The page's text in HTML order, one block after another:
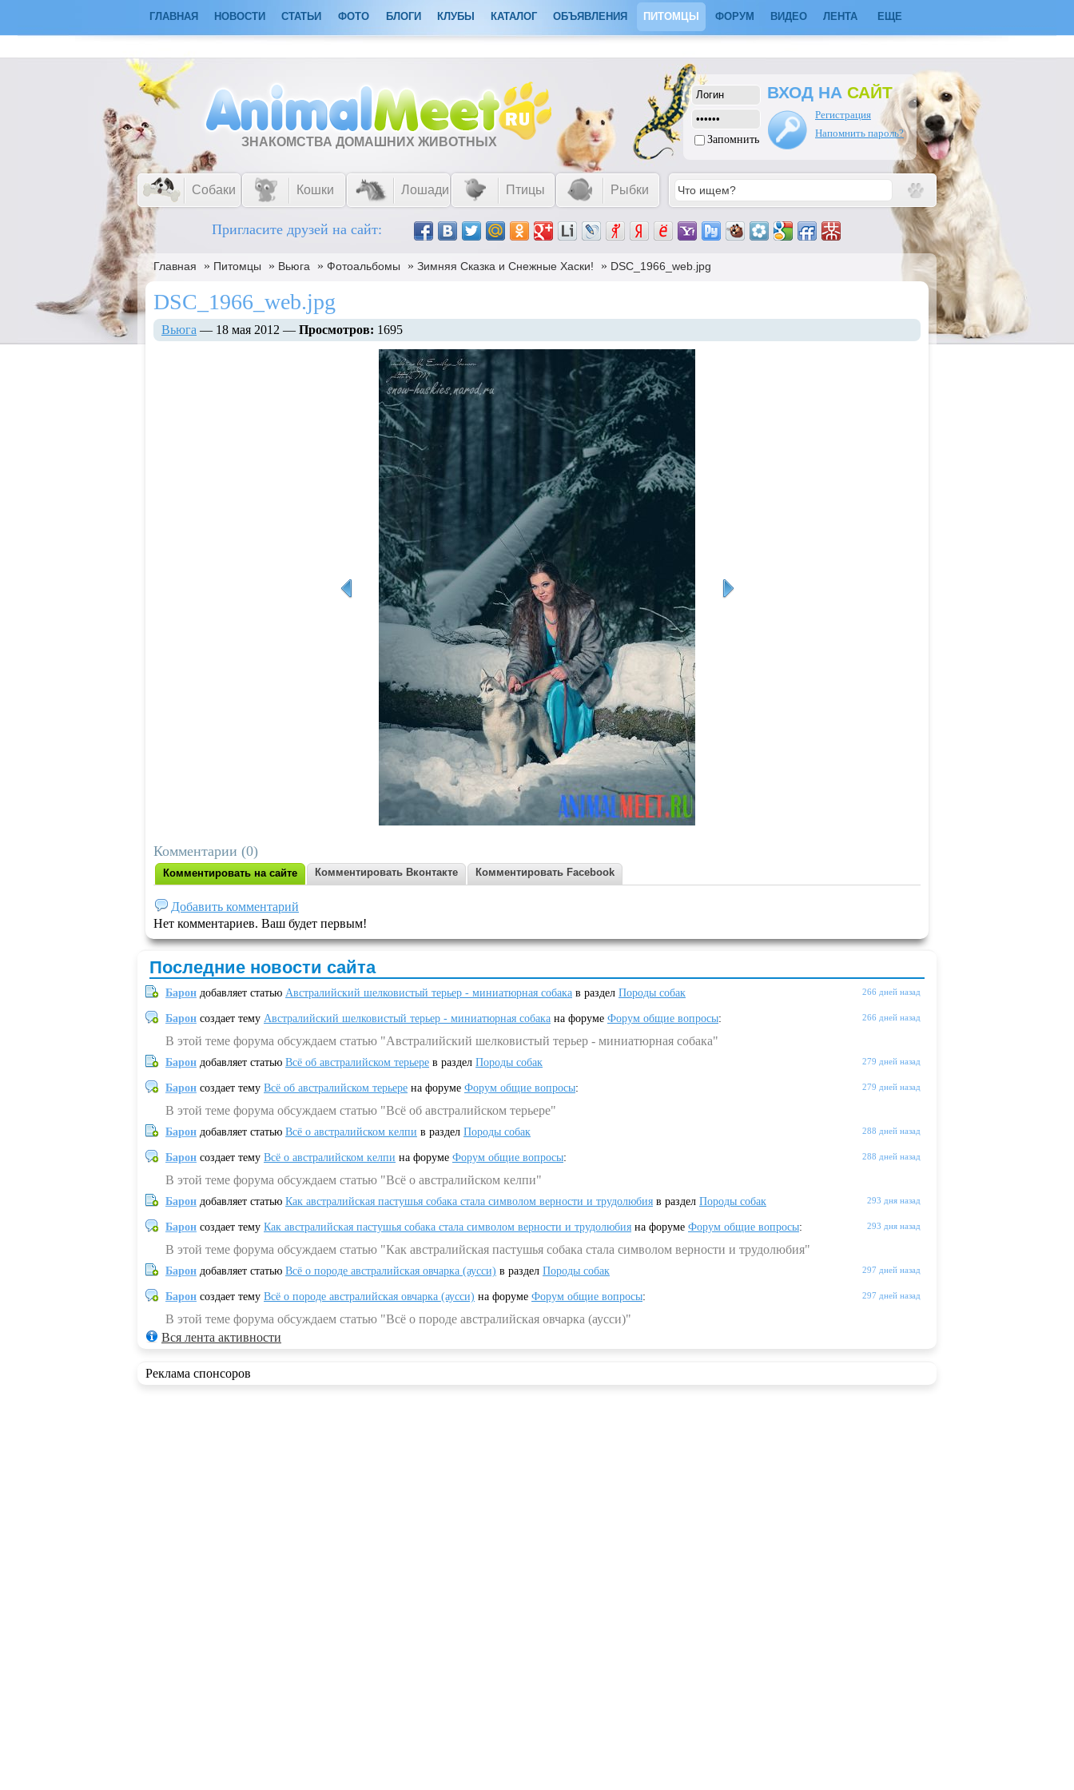
ГЛАВНАЯ НОВОСТИ СТАТЬИ ФОТО БЛОГИ КЛУБЫ КАТАЛОГ ОБЪЯВЛЕНИЯ ПИТОМЦЫ ФОРУМ ВИДЕО ЛЕНТА ЕЩЕ
ЗНАКОМСТВА ДОМАШНИХ ЖИВОТНЫХ Запомнить
ВХОД НА САЙТ
Регистрация
Напомнить пароль?
Собаки Кошки Лошади Птицы Рыбки
Пригласите друзей на сайт:
Главная » Питомцы » Вьюга » Фотоальбомы » Зимняя Сказка и Снежные Хаски! » DSC_1966_web.jpg
DSC_1966_web.jpg
Вьюга — 18 мая 2012 — Просмотров: 1695
Комментарии (0)
Комментировать на сайте Комментировать Вконтакте Комментировать Facebook
Добавить комментарий
Нет комментариев. Ваш будет первым!
Последние новости сайта
266 дней назад
Барон добавляет статью Австралийский шелковистый терьер - миниатюрная собака в раздел Породы собак
266 дней назад
Барон создает тему Австралийский шелковистый терьер - миниатюрная собака на форуме Форум общие вопросы:
В этой теме форума обсуждаем статью "Австралийский шелковистый терьер - миниатюрная собака"
279 дней назад
Барон добавляет статью Всё об австралийском терьере в раздел Породы собак
279 дней назад
Барон создает тему Всё об австралийском терьере на форуме Форум общие вопросы:
В этой теме форума обсуждаем статью "Всё об австралийском терьере"
288 дней назад
Барон добавляет статью Всё о австралийском келпи в раздел Породы собак
288 дней назад
Барон создает тему Всё о австралийском келпи на форуме Форум общие вопросы:
В этой теме форума обсуждаем статью "Всё о австралийском келпи"
293 дня назад
Барон добавляет статью Как австралийская пастушья собака стала символом верности и трудолюбия в раздел Породы собак
293 дня назад
Барон создает тему Как австралийская пастушья собака стала символом верности и трудолюбия на форуме Форум общие вопросы:
В этой теме форума обсуждаем статью "Как австралийская пастушья собака стала символом верности и трудолюбия"
297 дней назад
Барон добавляет статью Всё о породе австралийская овчарка (аусси) в раздел Породы собак
297 дней назад
Барон создает тему Всё о породе австралийская овчарка (аусси) на форуме Форум общие вопросы:
В этой теме форума обсуждаем статью "Всё о породе австралийская овчарка (аусси)"
Вся лента активности
Реклама спонсоров